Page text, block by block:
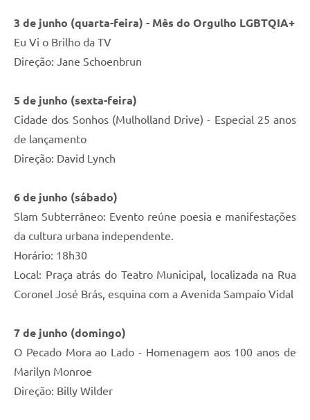
3 de junho (quarta-feira) - Mês do Orgulho LGBTQIA+
Eu Vi o Brilho da TV
Direção: Jane Schoenbrun
5 de junho (sexta-feira)
Cidade dos Sonhos (Mulholland Drive) - Especial 25 anos
de lançamento
Direção: David Lynch
6 de junho (sábado)
Slam Subterrâneo: Evento reúne poesia e manifestações
da cultura urbana independente.
Horário: 18h30
Local: Praça atrás do Teatro Municipal, localizada na Rua
Coronel José Brás, esquina com a Avenida Sampaio Vidal
7 de junho (domingo)
O Pecado Mora ao Lado - Homenagem aos 100 anos de
Marilyn Monroe
Direção: Billy Wilder